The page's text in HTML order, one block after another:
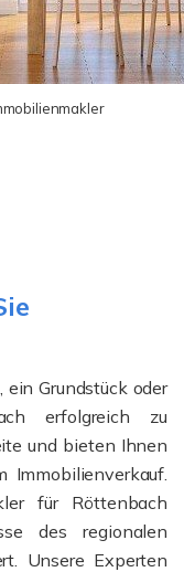
Grundstück oder
erfolgreich zu
und bieten Ihnen
Immobilienverkauf.
für Röttenbach
des regionalen
Unsere Experten